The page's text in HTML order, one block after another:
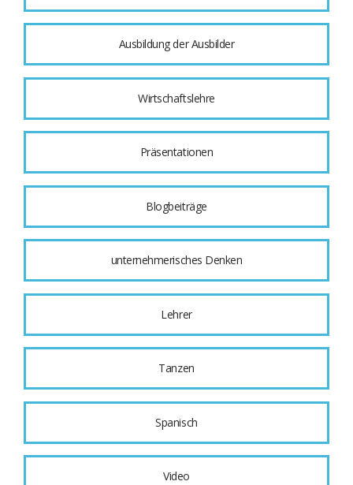
Ausbildung der Ausbilder
Wirtschaftslehre
Präsentationen
Blogbeiträge
unternehmerisches Denken
Lehrer
Tanzen
Spanisch
Video